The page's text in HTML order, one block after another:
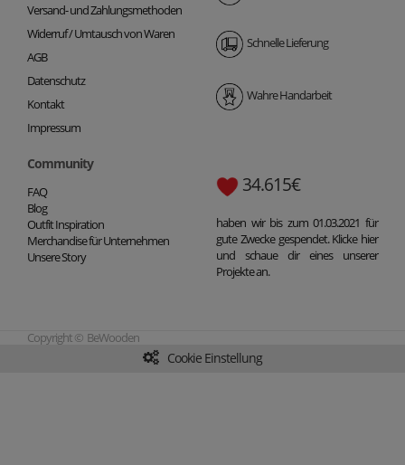
Versand- und Zahlungsmethoden
Widerruf / Umtausch von Waren
AGB
Datenschutz
Kontakt
Impressum
Schnelle Lieferung
Wahre Handarbeit
Community
FAQ
Blog
Outfit Inspiration
Merchandise für Unternehmen
Unsere Story
34.615€
haben wir bis zum 01.03.2021 für
gute Zwecke gespendet. Klicke hier
und schaue dir eines unserer
Projekte an.
Copyright © BeWooden
Cookie Einstellung